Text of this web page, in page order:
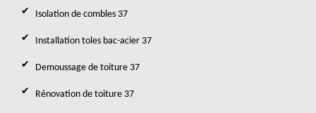
Isolation de combles 37
Installation toles bac-acier 37
Demoussage de toiture 37
Rénovation de toiture 37